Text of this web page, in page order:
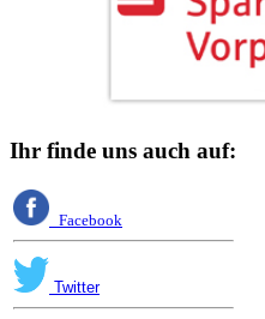
Ihr finde uns auch auf:
Facebook
Twitter